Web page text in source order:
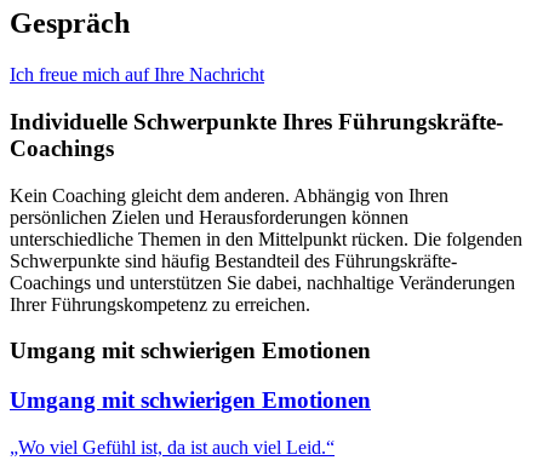
Gespräch
Ich freue mich auf Ihre Nachricht​
Individuelle Schwerpunkte Ihres Führungskräfte-
Coachings
Kein Coaching gleicht dem anderen. Abhängig von Ihren
persönlichen Zielen und Herausforderungen können
unterschiedliche Themen in den Mittelpunkt rücken. Die folgenden
Schwerpunkte sind häufig Bestandteil des Führungskräfte-
Coachings und unterstützen Sie dabei, nachhaltige Veränderungen
Ihrer Führungskompetenz zu erreichen.
Umgang mit schwierigen Emotionen
Umgang mit schwierigen Emotionen
„Wo viel Gefühl ist, da ist auch viel Leid.“